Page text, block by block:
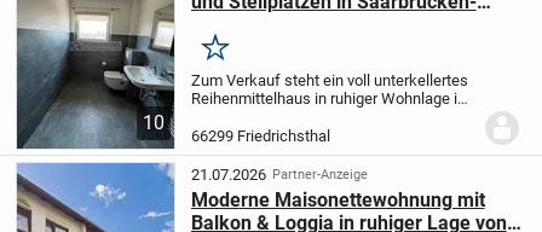
10
Merken
Zum Verkauf steht ein voll unterkellertes
Reihenmittelhaus in ruhiger Wohnlage im
im Jahr 1958 in massiver Bauweise
errichtete Wohnhaus verfügt über Erd-,...
66299 Friedrichsthal
21.07.2026 Partner-Anzeige
Moderne Maisonettewohnung mit
Balkon & Loggia in ruhiger Lage von